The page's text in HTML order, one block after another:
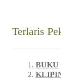
Terlaris
BUKU